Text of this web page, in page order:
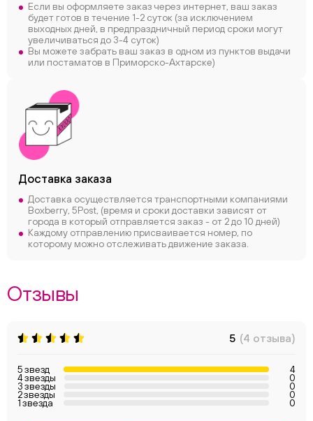
Если вы оформляете заказ через интернет, ваш заказ
будет готов в течение 1-2 суток (за исключением
выходных дней, в предпраздничный период сроки могут
увеличиваться до 3-4 суток)
Вы можете забрать ваш заказ в одном из пунктов выдачи
или постаматов в Приморско-Ахтарске)
Доставка заказа
Доставка осуществляется транспортными компаниями
Boxberry, 5Post, (время и сроки доставки зависят от
города в который отправляется заказ - от 2 до 10 дней)
Каждому отправлению присваивается номер, по
которому можно отслеживать движение заказа.
Отзывы
5 (4 отзыва)
5 звезд 4
4 звезды 0
3 звезды 0
2 звезды 0
1 звезда 0